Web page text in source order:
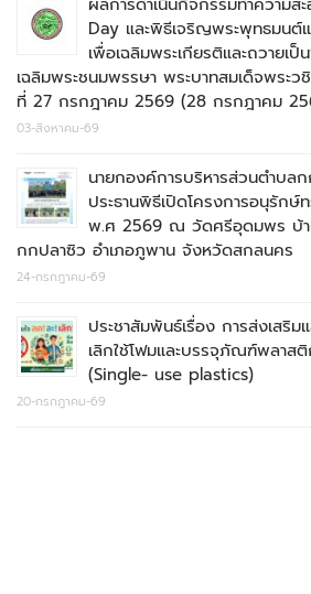
Day และพิธีเจริญพระพุทธมนต์
เพื่อเฉลิมพระเกียรติและถวายเ
เฉลิมพระชนมพรรษา พระบาทสมเด็จพระว
ที่ 27 กรกฎาคม 2569 (28 กรกฎาคม
03-สิงหาคม-69
นายกองค์การบริหารส่วนตำบลก
ประธานพิธีเปิดโครงการอนุรักษ์
พ.ศ 2569 ณ วัดศรีอุดมพร บ้
กกปลาซิว อำเภอภูพาน จังหวัดสกลนคร
24-กรกฎาคม-69
ประชาสัมพันธ์เรื่อง การส่งเสริ
เลิกใช้โฟมและบรรจุภัณฑ์พลาส
(Single- use plastics)
20-กรกฎาคม-69